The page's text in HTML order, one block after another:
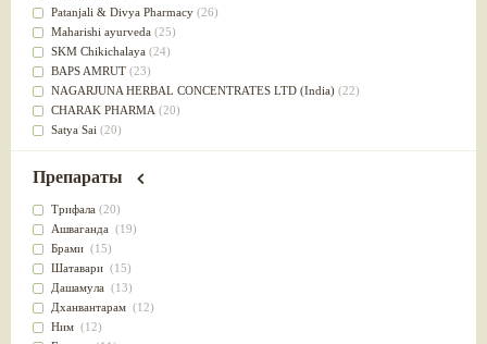
Для полости рта(32)
Дефицит железа(31)
Для лица(31)
Употребление в пищу
Ароматерапия(29)
Жаропонижающее(29)
для памяти(28)
для почек(28)
Слабительное (28)
Афродизиак(27)
Напитки(27)
Для йоги (27)
Для потенции(26)
Для душа(25)
для концентрации внимания
при нарушении эрекции
Patanjali & Divya Pharmacy (26)
Maharishi ayurveda (25)
SKM Chikichalaya (24)
BAPS AMRUT (23)
NAGARJUNA HERBAL CONCENTRATES LTD (India) (22)
CHARAK PHARMA (20)
Satya Sai (20)
Vyas(20)
Kerala Ayurveda
(19)
Organic India pvt ltd
Lalita(16)
Ashtang Herbals
Alarsin(14)
Vasu Health care
Baraka(13)
Dabur India Ltd
Препараты
Трифала (20)
Ашваганда (19)
Брами (15)
Шатавари (15)
Дашамула (13)
Дханвантарам (12)
Ним (12)